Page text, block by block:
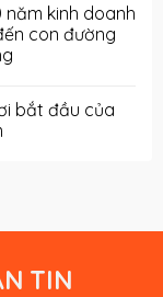
năm kinh doanh
con đường
bắt đầu của
TIN